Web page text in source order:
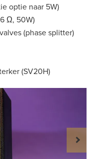
optie naar 5W)
Ω, 50W)
(phase splitter)
(SV20H)